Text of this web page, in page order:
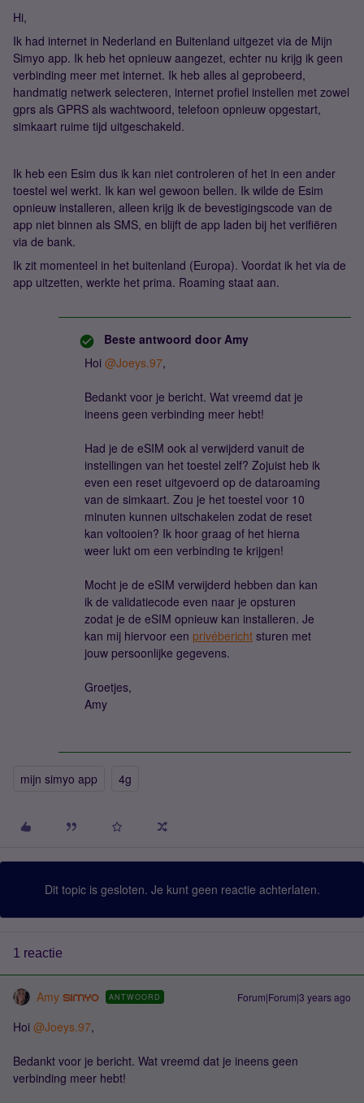
Hi,
Ik had internet in Nederland en Buitenland uitgezet via de Mijn
Simyo app. Ik heb het opnieuw aangezet, echter nu krijg ik geen
verbinding meer met internet. Ik heb alles al geprobeerd,
handmatig netwerk selecteren, internet profiel instellen met zowel
gprs als GPRS als wachtwoord, telefoon opnieuw opgestart,
simkaart ruime tijd uitgeschakeld.
Ik heb een Esim dus ik kan niet controleren of het in een ander
toestel wel werkt. Ik kan wel gewoon bellen. Ik wilde de Esim
opnieuw installeren, alleen krijg ik de bevestigingscode van de
app niet binnen als SMS, en blijft de app laden bij het verifiëren
via de bank.
Ik zit momenteel in het buitenland (Europa). Voordat ik het via de
app uitzetten, werkte het prima. Roaming staat aan.
Beste antwoord door Amy
Hoi @Joeys.97,
Bedankt voor je bericht. Wat vreemd dat je
ineens geen verbinding meer hebt!
Had je de eSIM ook al verwijderd vanuit de
instellingen van het toestel zelf? Zojuist heb ik
even een reset uitgevoerd op de dataroaming
van de simkaart. Zou je het toestel voor 10
minuten kunnen uitschakelen zodat de reset
kan voltooien? Ik hoor graag of het hierna
weer lukt om een verbinding te krijgen!
Mocht je de eSIM verwijderd hebben dan kan
ik de validatiecode even naar je opsturen
zodat je de eSIM opnieuw kan installeren. Je
kan mij hiervoor een privébericht sturen met
jouw persoonlijke gegevens.
Groetjes,
Amy
mijn simyo app 4g
Dit topic is gesloten. Je kunt geen reactie achterlaten.
1 reactie
Amy ANTWOORD Forum|Forum|3 years ago
Hoi @Joeys.97,
Bedankt voor je bericht. Wat vreemd dat je ineens geen
verbinding meer hebt!